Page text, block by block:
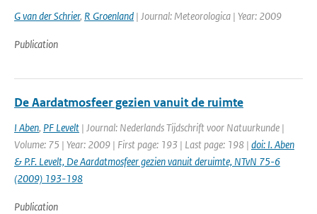
G van der Schrier, R Groenland | Journal: Meteorologica | Year: 2009
Publication
De Aardatmosfeer gezien vanuit de ruimte
I Aben, PF Levelt | Journal: Nederlands Tijdschrift voor Natuurkunde |
Volume: 75 | Year: 2009 | First page: 193 | Last page: 198 | doi: I. Aben
& P.F. Levelt, De Aardatmosfeer gezien vanuit deruimte, NTvN 75-6
(2009) 193-198
Publication